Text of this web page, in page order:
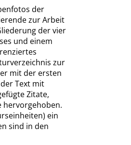
der
zur Arbeit
der vier
und einem
zur
mit der ersten
Text mit
Zitate,
hervorgehoben.
ein
sind in den